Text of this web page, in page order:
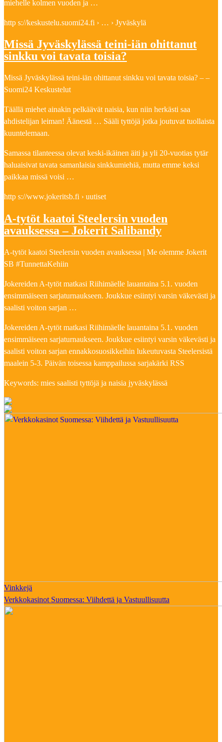
miehelle kolmen vuoden ja …
http s://keskustelu.suomi24.fi › … › Jyväskylä
Missä Jyväskylässä teini-iän ohittanut
sinkku voi tavata toisia?
Missä Jyväskylässä teini-iän ohittanut sinkku voi tavata toisia? – –
Suomi24 Keskustelut
Täällä miehet ainakin pelkäävät naisia, kun niin herkästi saa
ahdistelijan leiman! Äänestä … Sääli tyttöjä jotka joutuvat tuollaista
kuuntelemaan.
Samassa tilanteessa olevat keski-ikäinen äiti ja yli 20-vuotias tytär
haluaisivat tavata samanlaisia sinkkumiehiä, mutta emme keksi
paikkaa missä voisi …
http s://www.jokeritsb.fi › uutiset
A-tytöt kaatoi Steelersin vuoden
avauksessa – Jokerit Salibandy
A-tytöt kaatoi Steelersin vuoden avauksessa | Me olemme Jokerit
SB #TunnettaKehiin
Jokereiden A-tytöt matkasi Riihimäelle lauantaina 5.1. vuoden
ensimmäiseen sarjaturnaukseen. Joukkue esiintyi varsin väkevästi ja
saalisti voiton sarjan …
Jokereiden A-tytöt matkasi Riihimäelle lauantaina 5.1. vuoden
ensimmäiseen sarjaturnaukseen. Joukkue esiintyi varsin väkevästi ja
saalisti voiton sarjan ennakkosuosikkeihin lukeutuvasta Steelersistä
maalein 5-3. Päivän toisessa kamppailussa sarjakärki RSS
Keywords: mies saalisti tyttöjä ja naisia jyväskylässä
Vinkkejä
Verkkokasinot Suomessa: Viihdettä ja Vastuullisuutta